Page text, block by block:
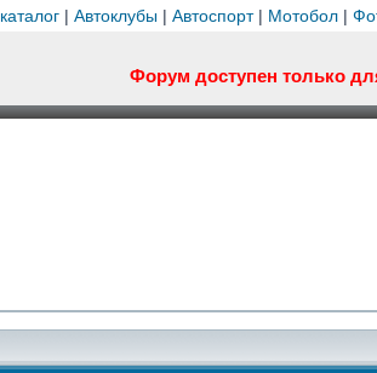
| Автоклубы| Автоспорт| Мотобол|
Форум доступен только